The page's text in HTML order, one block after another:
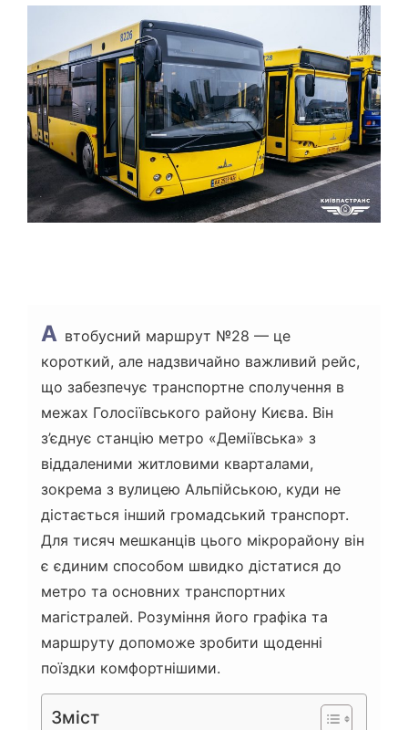
Й
Ч
А
С
Ч
И
Т
А
Н
А втобусний маршрут №28 — це
короткий, але надзвичайно важливий рейс,
що забезпечує транспортне сполучення в
межах Голосіївського району Києва. Він
з’єднує станцію метро «Деміївська» з
віддаленими житловими кварталами,
зокрема з вулицею Альпійською, куди не
дістається інший громадський транспорт.
Для тисяч мешканців цього мікрорайону він
є єдиним способом швидко дістатися до
метро та основних транспортних
магістралей. Розуміння його графіка та
маршруту допоможе зробити щоденні
поїздки комфортнішими.
Зміст